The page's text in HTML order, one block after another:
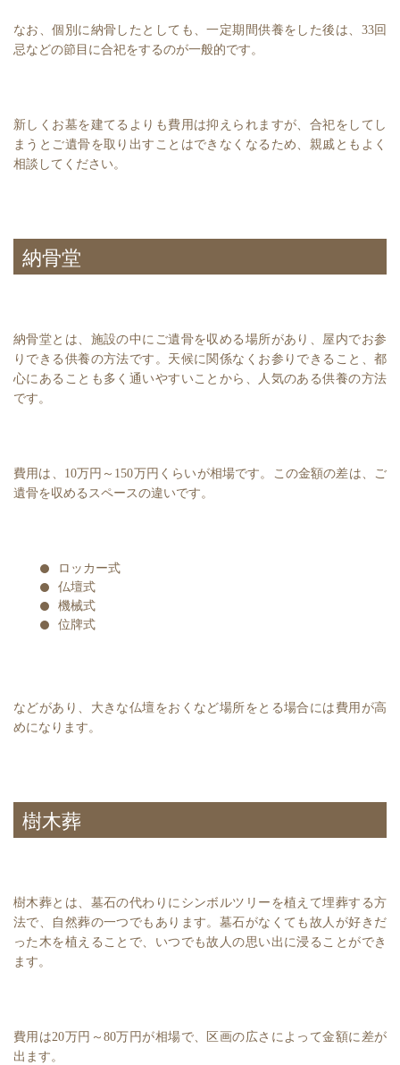
なお、個別に納骨したとしても、一定期間供養をした後は、33回
忌などの節目に合祀をするのが一般的です。
新しくお墓を建てるよりも費用は抑えられますが、合祀をしてし
まうとご遺骨を取り出すことはできなくなるため、親戚ともよく
相談してください。
納骨堂
納骨堂とは、施設の中にご遺骨を収める場所があり、屋内でお参
りできる供養の方法です。天候に関係なくお参りできること、都
心にあることも多く通いやすいことから、人気のある供養の方法
です。
費用は、10万円～150万円くらいが相場です。この金額の差は、ご
遺骨を収めるスペースの違いです。
ロッカー式
仏壇式
機械式
位牌式
などがあり、大きな仏壇をおくなど場所をとる場合には費用が高
めになります。
樹木葬
樹木葬とは、墓石の代わりにシンボルツリーを植えて埋葬する方
法で、自然葬の一つでもあります。墓石がなくても故人が好きだ
った木を植えることで、いつでも故人の思い出に浸ることができ
ます。
費用は20万円～80万円が相場で、区画の広さによって金額に差が
出ます。